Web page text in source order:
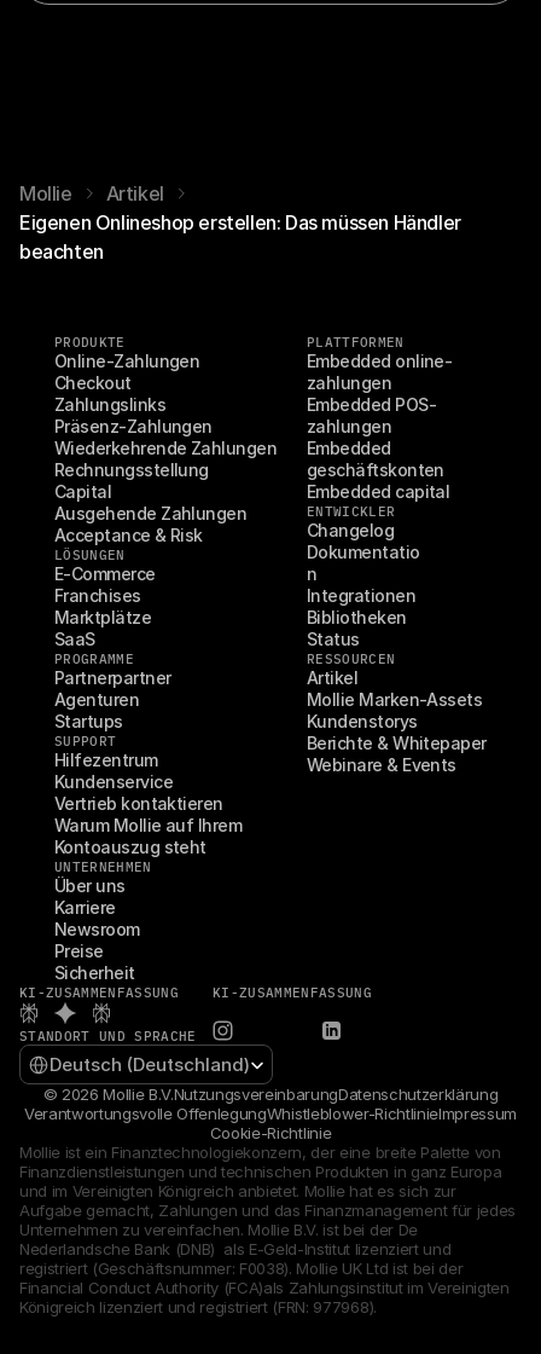
Mollie
Artikel
Eigenen Onlineshop erstellen: Das müssen Händler
beachten
PRODUKTE
Online-Zahlungen
Checkout
Zahlungslinks
Präsenz-Zahlungen
Wiederkehrende Zahlungen
Rechnungsstellung
Capital
Ausgehende Zahlungen
Acceptance & Risk
LÖSUNGEN
E-Commerce
Franchises
Marktplätze
SaaS
PROGRAMME
Partnerpartner
Agenturen
Startups
SUPPORT
Hilfezentrum
Kundenservice
Vertrieb kontaktieren
Warum Mollie auf Ihrem
Kontoauszug steht
UNTERNEHMEN
Über uns
Karriere
Newsroom
Preise
Sicherheit
PLATTFORMEN
Embedded online-
zahlungen
Embedded POS-
zahlungen
Embedded
geschäftskonten
Embedded capital
ENTWICKLER
Changelog
Dokumentatio
n
Integrationen
Bibliotheken
Status
RESSOURCEN
Artikel
Mollie Marken-Assets
Kundenstorys
Berichte & Whitepaper
Webinare & Events
KI-ZUSAMMENFASSUNG KI-ZUSAMMENFASSUNG
STANDORT UND SPRACHE
Select Language
Deutsch (Deutschland)
© 2026 Mollie B.V.NutzungsvereinbarungDatenschutzerklärung
Verantwortungsvolle OffenlegungWhistleblower-RichtlinieImpressum
Cookie-Richtlinie
Mollie ist ein Finanztechnologiekonzern, der eine breite Palette von
Finanzdienstleistungen und technischen Produkten in ganz Europa
und im Vereinigten Königreich anbietet. Mollie hat es sich zur
Aufgabe gemacht, Zahlungen und das Finanzmanagement für jedes
Unternehmen zu vereinfachen. Mollie B.V. ist bei der De
Nederlandsche Bank (DNB)  als E-Geld-Institut lizenziert und
registriert (Geschäftsnummer: F0038). Mollie UK Ltd ist bei der
Financial Conduct Authority (FCA)als Zahlungsinstitut im Vereinigten
Königreich lizenziert und registriert (FRN: 977968).